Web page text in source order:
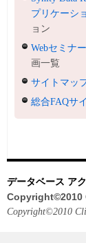
プリケーシ
ョン
Webセミナ
画一覧
サイトマッ
総合FAQサ
データベース ア
Copyright©2010
Copyright©2010